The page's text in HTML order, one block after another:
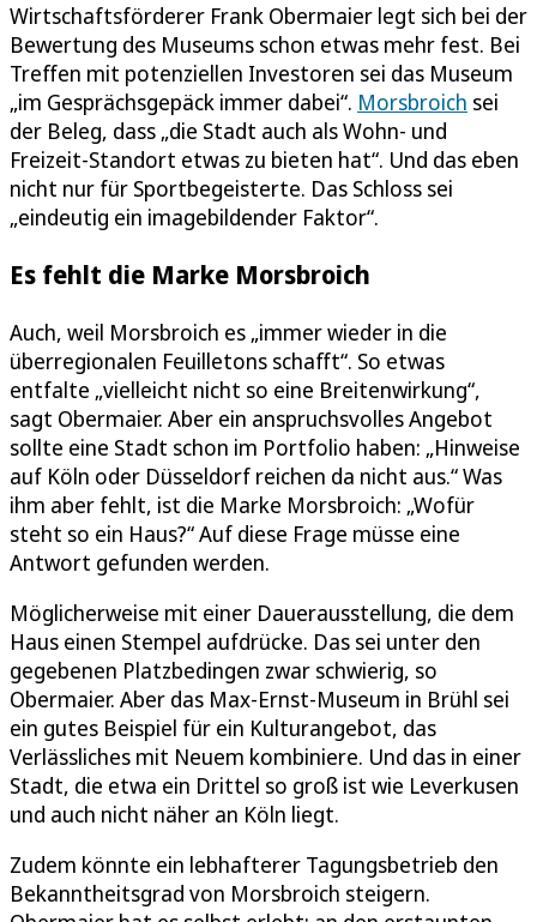
Wirtschaftsförderer Frank Obermaier legt sich bei der
Bewertung des Museums schon etwas mehr fest. Bei
Treffen mit potenziellen Investoren sei das Museum
„im Gesprächsgepäck immer dabei“. Morsbroich sei
der Beleg, dass „die Stadt auch als Wohn- und
Freizeit-Standort etwas zu bieten hat“. Und das eben
nicht nur für Sportbegeisterte. Das Schloss sei
„eindeutig ein imagebildender Faktor“.
Es fehlt die Marke Morsbroich
Auch, weil Morsbroich es „immer wieder in die
überregionalen Feuilletons schafft“. So etwas
entfalte „vielleicht nicht so eine Breitenwirkung“,
sagt Obermaier. Aber ein anspruchsvolles Angebot
sollte eine Stadt schon im Portfolio haben: „Hinweise
auf Köln oder Düsseldorf reichen da nicht aus.“ Was
ihm aber fehlt, ist die Marke Morsbroich: „Wofür
steht so ein Haus?“ Auf diese Frage müsse eine
Antwort gefunden werden.
Möglicherweise mit einer Dauerausstellung, die dem
Haus einen Stempel aufdrücke. Das sei unter den
gegebenen Platzbedingen zwar schwierig, so
Obermaier. Aber das Max-Ernst-Museum in Brühl sei
ein gutes Beispiel für ein Kulturangebot, das
Verlässliches mit Neuem kombiniere. Und das in einer
Stadt, die etwa ein Drittel so groß ist wie Leverkusen
und auch nicht näher an Köln liegt.
Zudem könnte ein lebhafterer Tagungsbetrieb den
Bekanntheitsgrad von Morsbroich steigern.